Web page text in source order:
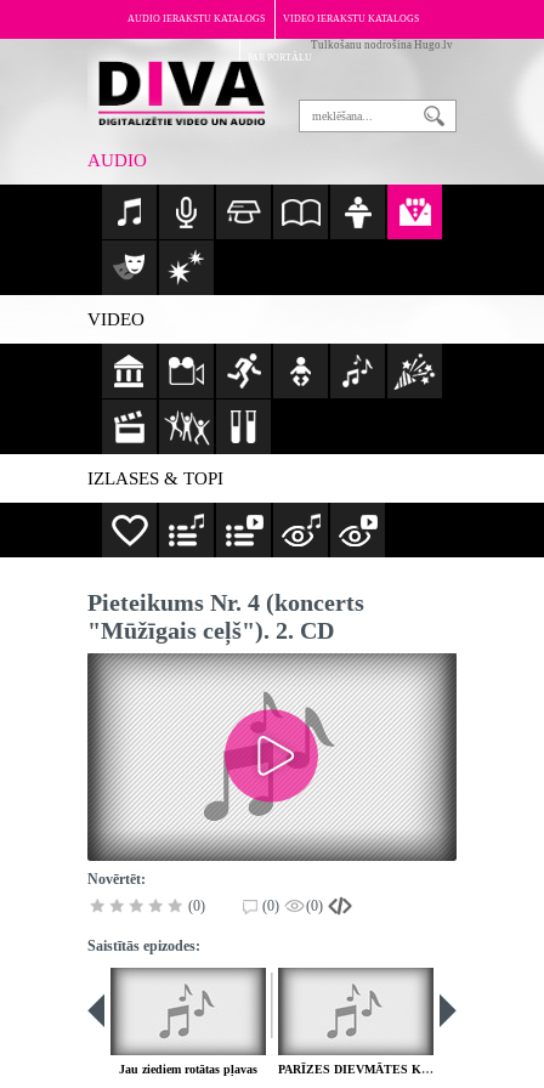
AUDIO IERAKSTU KATALOGS VIDEO IERAKSTU KATALOGS
PAR PORTĀLU
Tulkošanu nodrošina Hugo.lv
AUDIO
VIDEO
IZLASES & TOPI
Pieteikums Nr. 4 (koncerts
"Mūžīgais ceļš"). 2. CD
Novērtēt:
(0)
(0) (0)
Saistītās epizodes:
Jau ziediem rotātas pļavas PARĪZES DIEVMĀTES KATEDRĀLE - Fināls